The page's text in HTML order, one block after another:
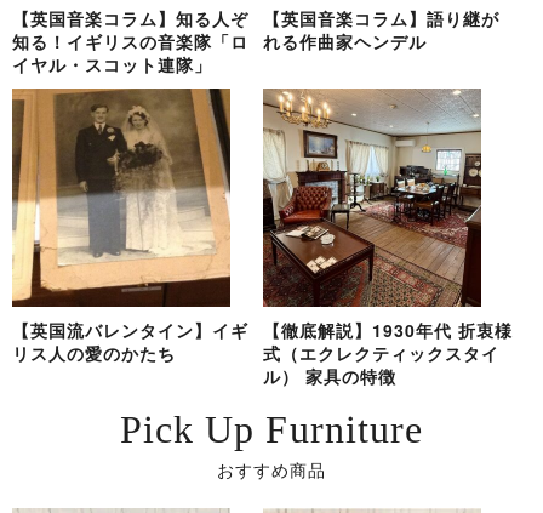
【英国音楽コラム】知る人ぞ
知る！イギリスの音楽隊「ロ
イヤル・スコット連隊」
【英国音楽コラム】語り継が
れる作曲家ヘンデル
【英国流バレンタイン】イギ
リス人の愛のかたち
【徹底解説】1930年代 折衷様
式（エクレクティックスタイ
ル） 家具の特徴
Pick Up Furniture
おすすめ商品